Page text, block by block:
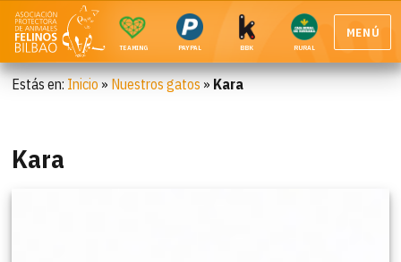
TEAMING PAYPAL BBK RURAL
MENÚ
Estás en: Inicio » Nuestros gatos » Kara
Kara